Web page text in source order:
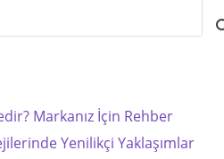
Markanız İçin Rehber
Yenilikçi Yaklaşımlar